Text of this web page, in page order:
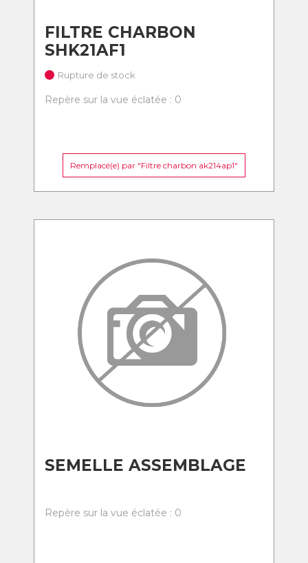
FILTRE CHARBON
SHK21AF1
Rupture de stock
Repère sur la vue éclatée : 0
Remplacé(e) par "Filtre charbon ak214ap1"
SEMELLE ASSEMBLAGE
Repère sur la vue éclatée : 0